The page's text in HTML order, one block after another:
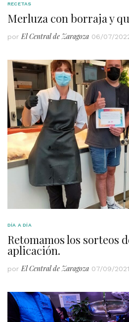
RECETAS
Merluza con borraja y
por El Central de Zaragoza 06/07/
DÍA A DÍA
Retomamos los sorteos
aplicación.
por El Central de Zaragoza 07/09/2021